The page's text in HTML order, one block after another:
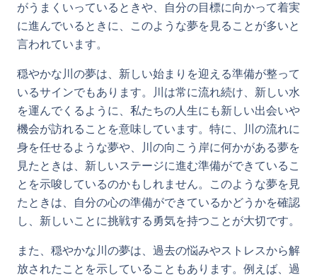
がうまくいっているときや、自分の目標に向かって着実
に進んでいるときに、このような夢を見ることが多いと
言われています。
穏やかな川の夢は、新しい始まりを迎える準備が整って
いるサインでもあります。川は常に流れ続け、新しい水
を運んでくるように、私たちの人生にも新しい出会いや
機会が訪れることを意味しています。特に、川の流れに
身を任せるような夢や、川の向こう岸に何かがある夢を
見たときは、新しいステージに進む準備ができているこ
とを示唆しているのかもしれません。このような夢を見
たときは、自分の心の準備ができているかどうかを確認
し、新しいことに挑戦する勇気を持つことが大切です。
また、穏やかな川の夢は、過去の悩みやストレスから解
放されたことを示していることもあります。例えば、過